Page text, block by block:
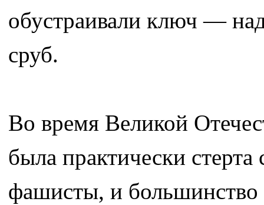
обустраивали ключ —
сруб.
Во время Великой
была практически
фашисты, и большинство